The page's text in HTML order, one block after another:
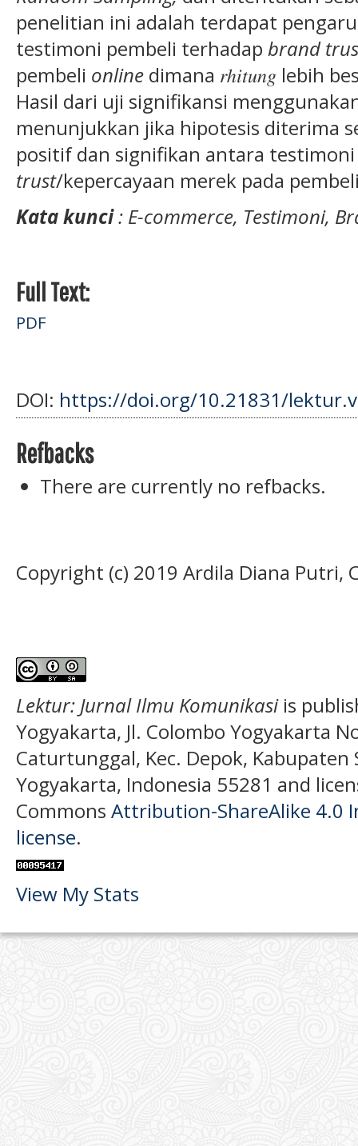
penelitian ini adalah terdapat
testimoni pembeli terhadap brand
pembeli online dimana 𝑟ℎ𝑖𝑡𝑢𝑛𝑔 lebih
Hasil dari uji signifikansi
menunjukkan jika hipotesis diterima
positif dan signifikan antara
trust/kepercayaan merek pada
Kata kunci: E-commerce, Testimoni,
Full Text:
PDF
DOI: https://doi.org/10.21831/
Refbacks
There are currently no refbacks.
Copyright (c) 2019 Ardila Diana Putri,
Lektur: Jurnal Ilmu Komunikasi is
Yogyakarta, Jl. Colombo Yogyakarta
Caturtunggal, Kec. Depok,
Yogyakarta, Indonesia 55281 and
Commons Attribution-ShareAlike 4.0
license.
View My Stats